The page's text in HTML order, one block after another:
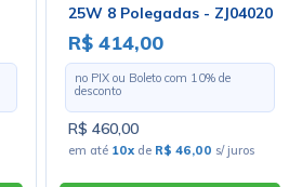
25W 8 Polegadas - ZJ04020
R$ 414,00
no PIX ou Boleto com 10% de
desconto
R$ 460,00
em até 10xde R$ 46,00 s/ juros